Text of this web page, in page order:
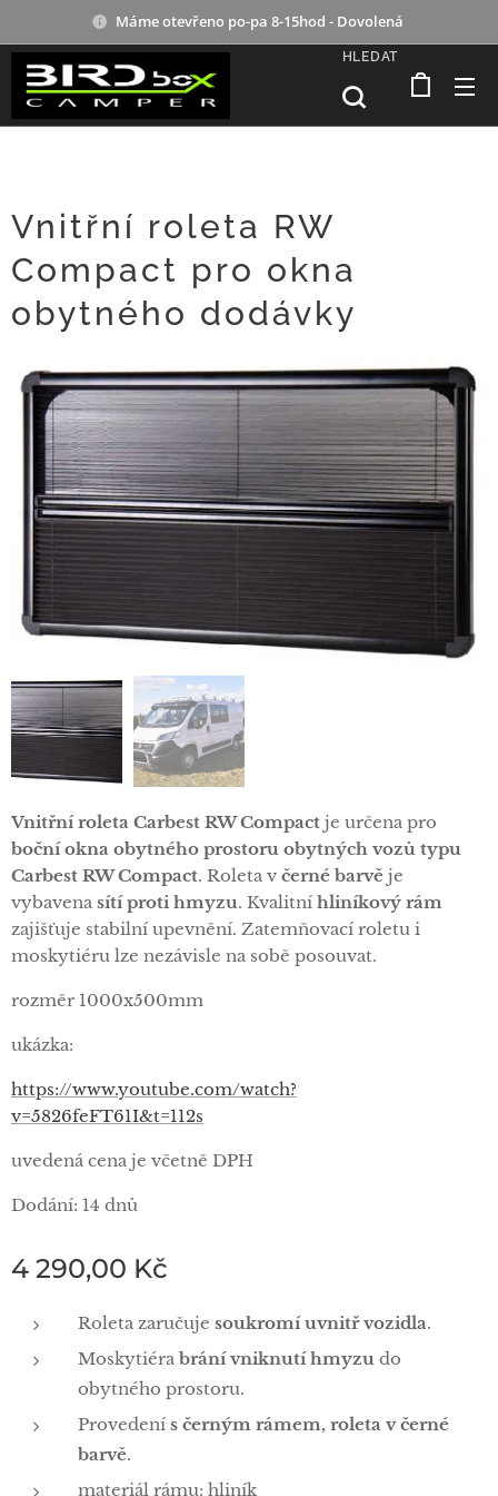
Máme otevřeno po-pa 8-15hod - Dovolená
HLEDAT
Vnitřní roleta RW
Compact pro okna
obytného dodávky
Vnitřní roleta Carbest RW Compact je určena pro
boční okna obytného prostoru obytných vozů typu
Carbest RW Compact. Roleta v černé barvě je
vybavena sítí proti hmyzu. Kvalitní hliníkový rám
zajišťuje stabilní upevnění. Zatemňovací roletu i
moskytiéru lze nezávisle na sobě posouvat.
rozměr 1000x500mm
ukázka:
https://www.youtube.com/watch?
v=5826feFT61I&t=112s
uvedená cena je včetně DPH
Dodání: 14 dnů
4 290,00 Kč
Roleta zaručuje soukromí uvnitř vozidla.
Moskytiéra brání vniknutí hmyzu do
obytného prostoru.
Provedení s černým rámem, roleta v černé
barvě.
materiál rámu: hliník